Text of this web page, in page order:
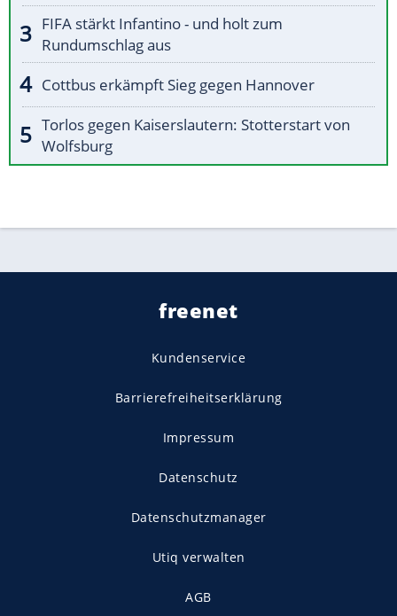
FIFA stärkt Infantino - und holt zum
Rundumschlag aus
Cottbus erkämpft Sieg gegen Hannover
Torlos gegen Kaiserslautern: Stotterstart von
Wolfsburg
freenet
Kundenservice
Barrierefreiheitserklärung
Impressum
Datenschutz
Datenschutzmanager
Utiq verwalten
AGB